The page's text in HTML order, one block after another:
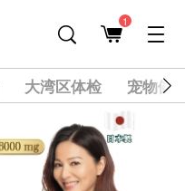
1
大湾区体检 宠物健